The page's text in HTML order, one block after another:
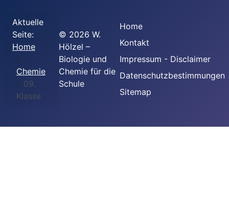
Aktuelle
Seite:
Home
Chemie
09.
Klasse
© 2026 W.
Hölzel –
Biologie und
Chemie für die
Schule
Home
Kontakt
Impressum - Disclaimer
Datenschutzbestimmungen
Sitemap